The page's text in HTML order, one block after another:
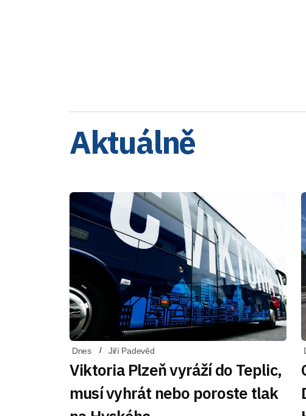
Aktuálně
Dnes Jiří Padevěd
Viktoria Plzeň vyráží do Teplic,
musí vyhrát nebo poroste tlak